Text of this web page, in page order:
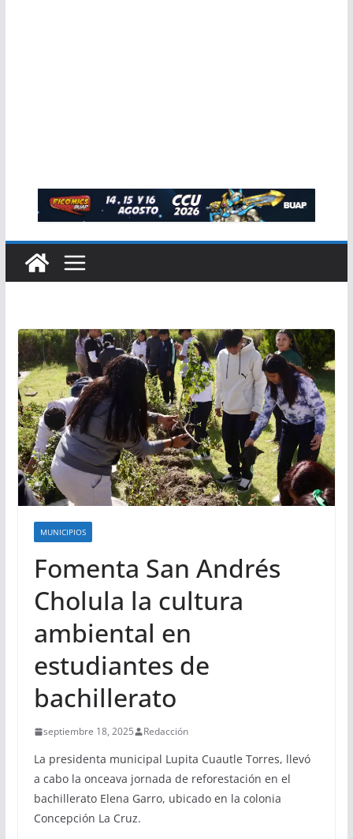
MUNICIPIOS
Fomenta San Andrés
Cholula la cultura
ambiental en
estudiantes de
bachillerato
septiembre 18, 2025 Redacción
La presidenta municipal Lupita Cuautle Torres, llevó
a cabo la onceava jornada de reforestación en el
bachillerato Elena Garro, ubicado en la colonia
Concepción La Cruz.